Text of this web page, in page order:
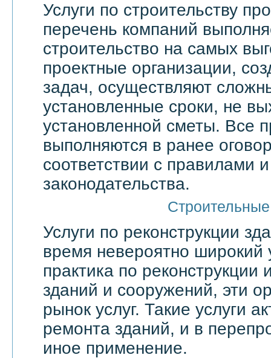
Услуги по строительству
перечень компаний
строительство на самых
проектные организации,
задач, осуществляют
установленные сроки, не
установленной сметы. Все
выполняются в ранее
соответствии с правилами
законодательства.
Строительные
Услуги по реконструкции
время невероятно широкий
практика по реконструкции
зданий и сооружений, эти
рынок услуг. Такие услуги
ремонта зданий, и в
иное применение.